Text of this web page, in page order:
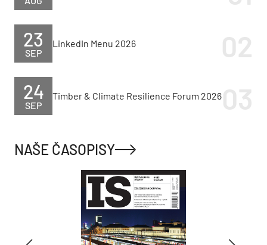
SEP
23 LinkedIn Menu 2026
SEP
24 Timber & Climate Resilience Forum 2026
NAŠE ČASOPISY